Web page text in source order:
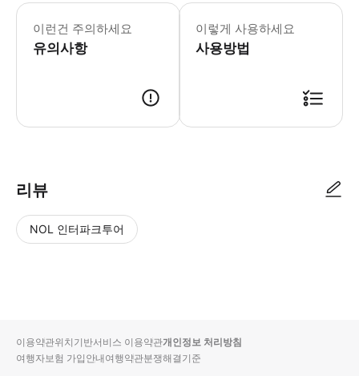
이런건 주의하세요
유의사항
월요일-일요일: 08:00-17:00 입장 마
* 필리핀 최고의 사파리 파크인 세부
- Tip이렇게 사용하세요
사용방법
리뷰
NOL 인터파크투어
입니
다.
순
상
이용약관위치기반서비스 이용약관개인정보 처리방침
여행자보험 가입안내여행약관분쟁해결기준